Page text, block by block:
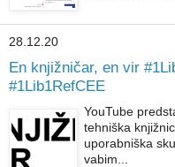
28.12.20
En knjižničar, en vir
#1Lib1RefCEE
YouTube
tehniška
uporabniška
vabim...